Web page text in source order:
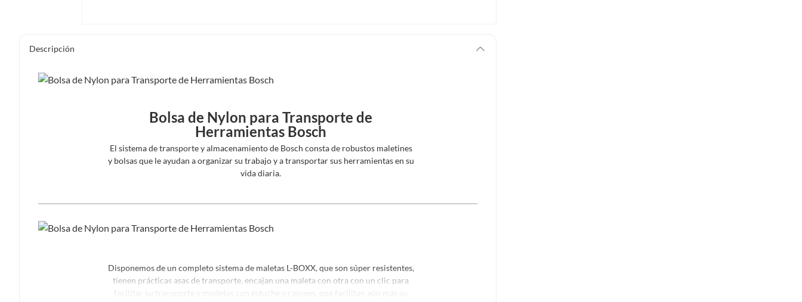
Descripción
Bolsa de Nylon para Transporte de
Herramientas Bosch
El sistema de transporte y almacenamiento de Bosch consta de robustos maletines
y bolsas que le ayudan a organizar su trabajo y a transportar sus herramientas en su
vida diaria.
Disponemos de un completo sistema de maletas L-BOXX, que son súper resistentes,
tienen prácticas asas de transporte, encajan una maleta con otra con un clic para
facilitar su transporte y modelos con estuche y cajones, que facilitan aún más su